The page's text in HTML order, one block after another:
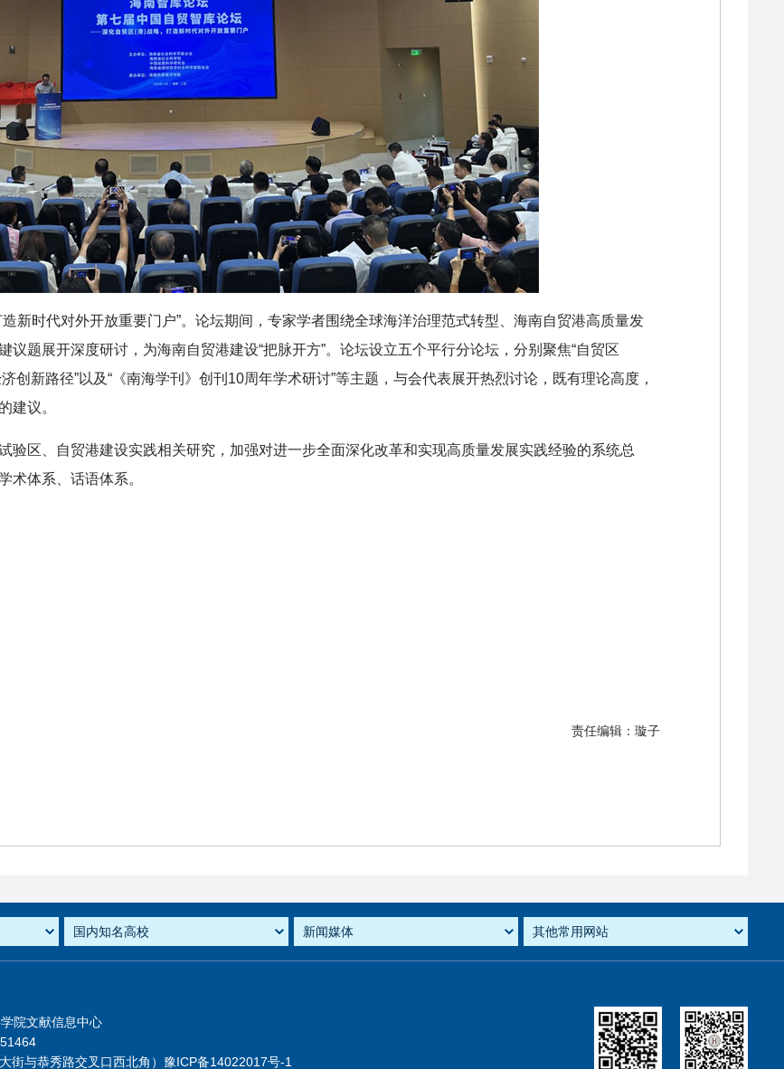
新时代对外开放重要门户”。论坛期间，专家学者围绕全球海洋治理范式转型、海南自贸港高质量发
题展开深度研讨，为海南自贸港建设“把脉开方”。论坛设立五个平行分论坛，分别聚焦“自贸区
济创新路径”以及“《南海学刊》创刊10周年学术研讨”等主题，与会代表展开热烈讨论，既有理论高度，
建议。
验区、自贸港建设实践相关研究，加强对进一步全面深化改革和实现高质量发展实践经验的系统总
术体系、话语体系。
责任编辑：璇子
院文献信息中心
街与恭秀路交叉口西北角）豫ICP备14022017号-1